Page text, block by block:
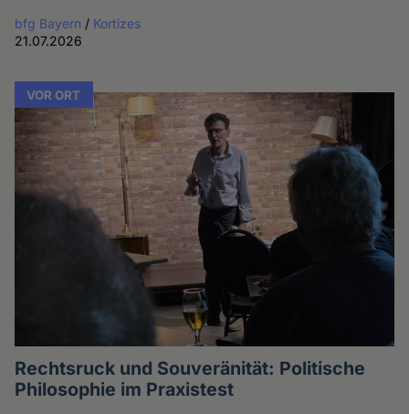
bfg Bayern / Kortizes
21.07.2026
VOR ORT
Rechtsruck und Souveränität: Politische
Philosophie im Praxistest